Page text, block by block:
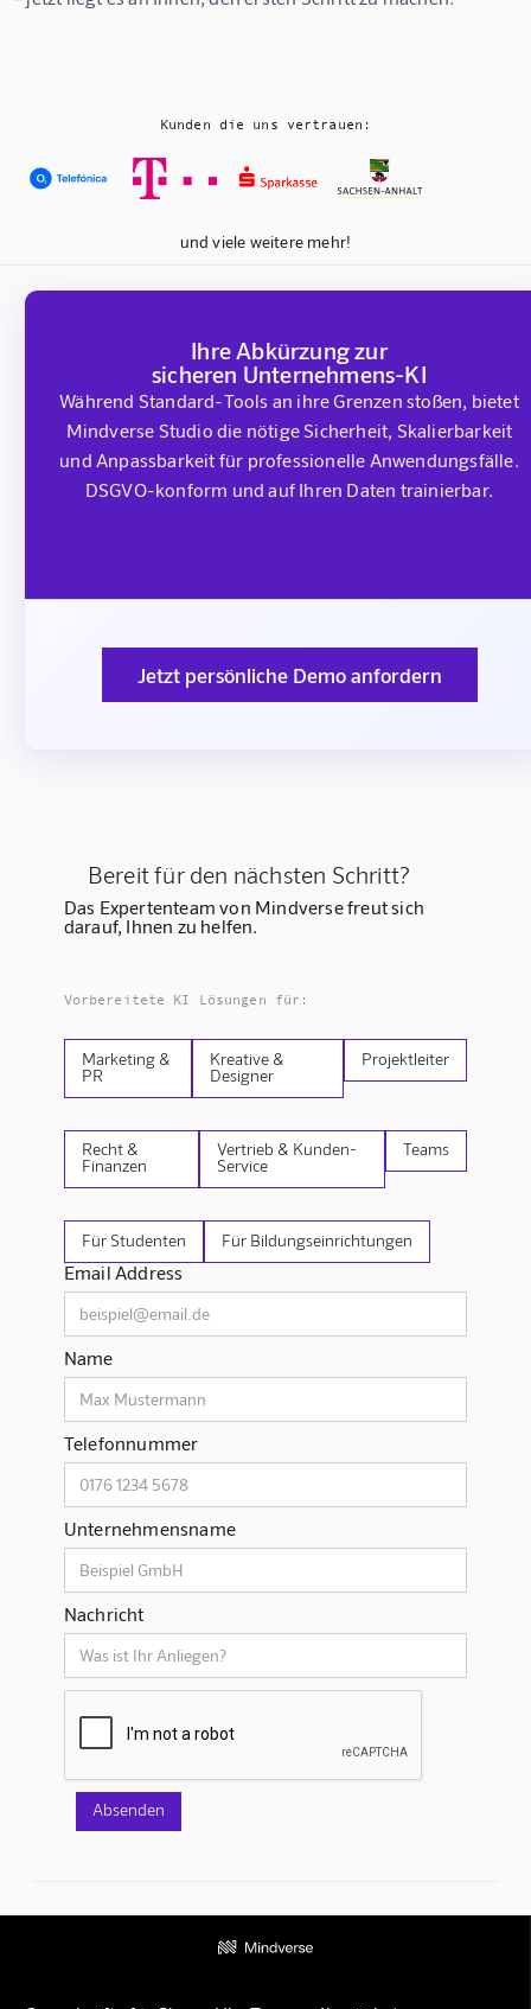
Kunden die uns vertrauen:
und viele weitere mehr!
Ihre Abkürzung zur
sicheren Unternehmens-KI
Während Standard-Tools an ihre Grenzen stoßen, bietet
Mindverse Studio die nötige Sicherheit, Skalierbarkeit
und Anpassbarkeit für professionelle Anwendungsfälle.
DSGVO-konform und auf Ihren Daten trainierbar.
Jetzt persönliche Demo anfordern
Bereit für den nächsten Schritt?
Das Expertenteam von Mindverse freut sich
darauf, Ihnen zu helfen.
Vorbereitete KI Lösungen für:
Marketing &
PR
Kreative &
Designer
Projektleiter
Recht &
Finanzen
Vertrieb & Kunden-
Service
Teams
Für Studenten Für Bildungseinrichtungen
Email Address
Name
Telefonnummer
Unternehmensname
Nachricht